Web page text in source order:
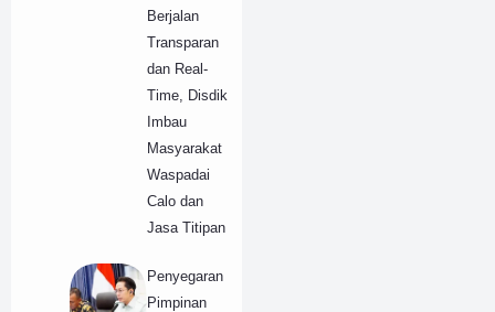
Berjalan
Transparan
dan Real-
Time, Disdik
Imbau
Masyarakat
Waspadai
Calo dan
Jasa Titipan
Penyegaran
Pimpinan